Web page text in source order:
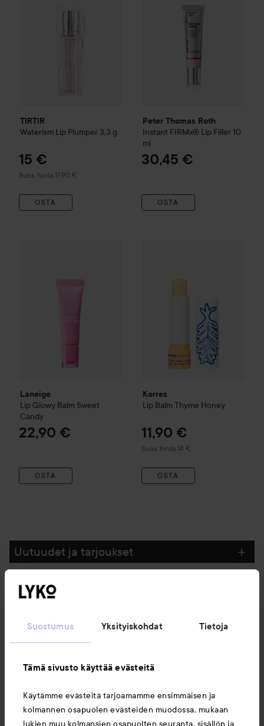
Suostumus Yksityiskohdat Tietoja
Tämä sivusto käyttää evästeitä
Käytämme evästeitä tarjoamamme ensimmäisen ja
kolmannen osapuolen evästeiden muodossa, mukaan
lukien muu kolmansien osapuolten seuranta, sisällön ja
TIRTIR
Waterism Lip Plumper 3,3 g
15 €
Suos. hinta 17,90 €
Suositeltu hinta 17,90 €
OSTA
Peter Thomas Roth
Instant FIRMx® Lip Filler 10
ml
30,45 €
OSTA
Laneige
Lip Glowy Balm Sweet
Candy
22,90 €
OSTA
Korres
Lip Balm Thyme Honey
11,90 €
Suos. hinta 14 €
Suositeltu hinta 14 €
OSTA
Uutuudet ja tarjoukset
Seuraa meitä
Asiakaspalvelu
Tietoja
Saattaisit myös tykätä